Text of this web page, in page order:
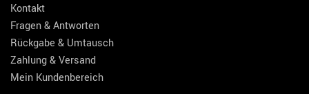
Kontakt
Fragen & Antworten
Rückgabe & Umtausch
Zahlung & Versand
Mein Kundenbereich